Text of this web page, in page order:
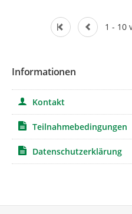
1 - 10
Informationen
Kontakt
Teilnahmebedingungen
Datenschutzerklärung